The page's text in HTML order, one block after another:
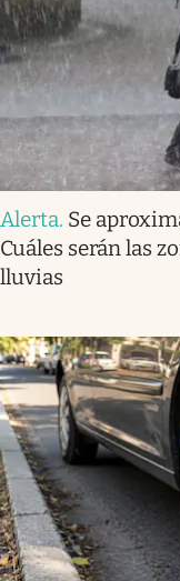
Alerta. Se
Cuáles serán las
lluvias